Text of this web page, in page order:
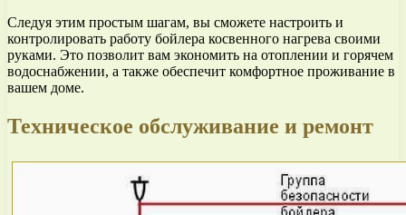
Следуя этим простым шагам, вы сможете настроить и
контролировать работу бойлера косвенного нагрева своими
руками. Это позволит вам экономить на отоплении и горячем
водоснабжении, а также обеспечит комфортное проживание в
вашем доме.
Техническое обслуживание и ремонт